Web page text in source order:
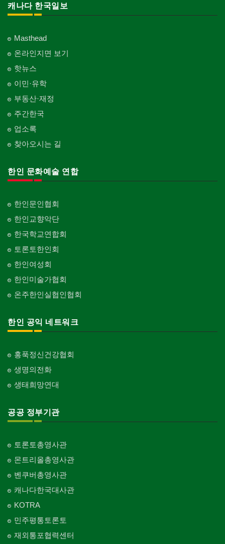
캐나다 한국일보
Masthead
온라인지면 보기
핫뉴스
이민·유학
부동산·재정
주간한국
업소록
찾아오시는 길
한인 문화예술 연합
한인문인협회
한인교향악단
한국학교연합회
토론토한인회
한인여성회
한인미술가협회
온주한인실협인협회
한인 공익 네트워크
홍푹정신건강협회
생명의전화
생태희망연대
공공 정부기관
토론토총영사관
몬트리올총영사관
벤쿠버총영사관
캐나다한국대사관
KOTRA
민주평통토론토
재외통포협력센터